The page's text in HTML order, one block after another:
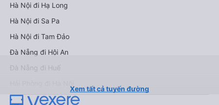
Hà Nội đi Hạ Long
Hà Nội đi Sa Pa
Hà Nội đi Tam Đảo
Đà Nẵng đi Hội An
Đà Nẵng đi Huế
Xem tất cả tuyến đường